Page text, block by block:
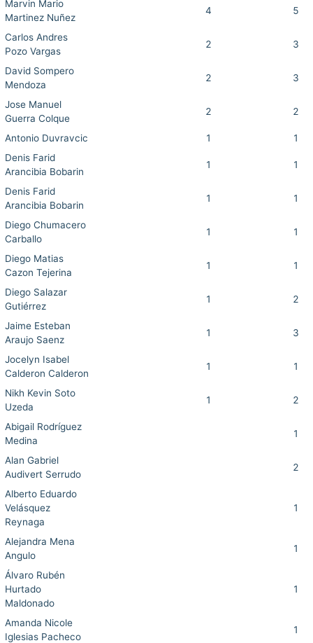
Marvin Mario
Martinez Nuñez
4 5
Carlos Andres
Pozo Vargas
2 3
David Sompero
Mendoza
2 3
Jose Manuel
Guerra Colque
2 2
Antonio Duvravcic 1
1
Denis Farid
Arancibia Bobarin
1 1
Denis Farid
Arancibia Bobarin
1 1
Diego Chumacero
Carballo
1 1
Diego Matias
Cazon Tejerina
1 1
Diego Salazar
Gutiérrez
1 2
Jaime Esteban
Araujo Saenz
1 3
Jocelyn Isabel
Calderon Calderon
1 1
Nikh Kevin Soto
Uzeda
1 2
Abigail Rodríguez
Medina
1
Alan Gabriel
Audivert Serrudo
2
Alberto Eduardo
Velásquez
Reynaga
1
Alejandra Mena
Angulo
1
Álvaro Rubén
Hurtado
Maldonado
1
Amanda Nicole
Iglesias Pacheco
1